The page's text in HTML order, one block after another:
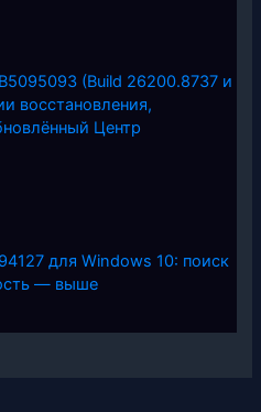
(Build 26200.8737 и
восстановления,
Центр
для Windows 10: поиск
— выше